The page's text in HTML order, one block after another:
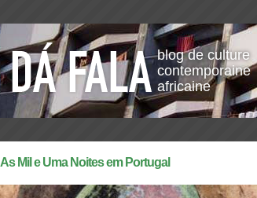
blog de culture
contemporaine
africaine
As Mil e Uma Noites em Portugal